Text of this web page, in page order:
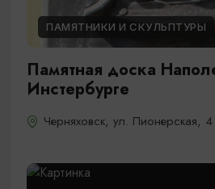
ПАМЯТНИКИ И СКУЛЬПТУРЫ
Памятная доска
Инстербурге
Черняховск, ул. Пионерская, 4